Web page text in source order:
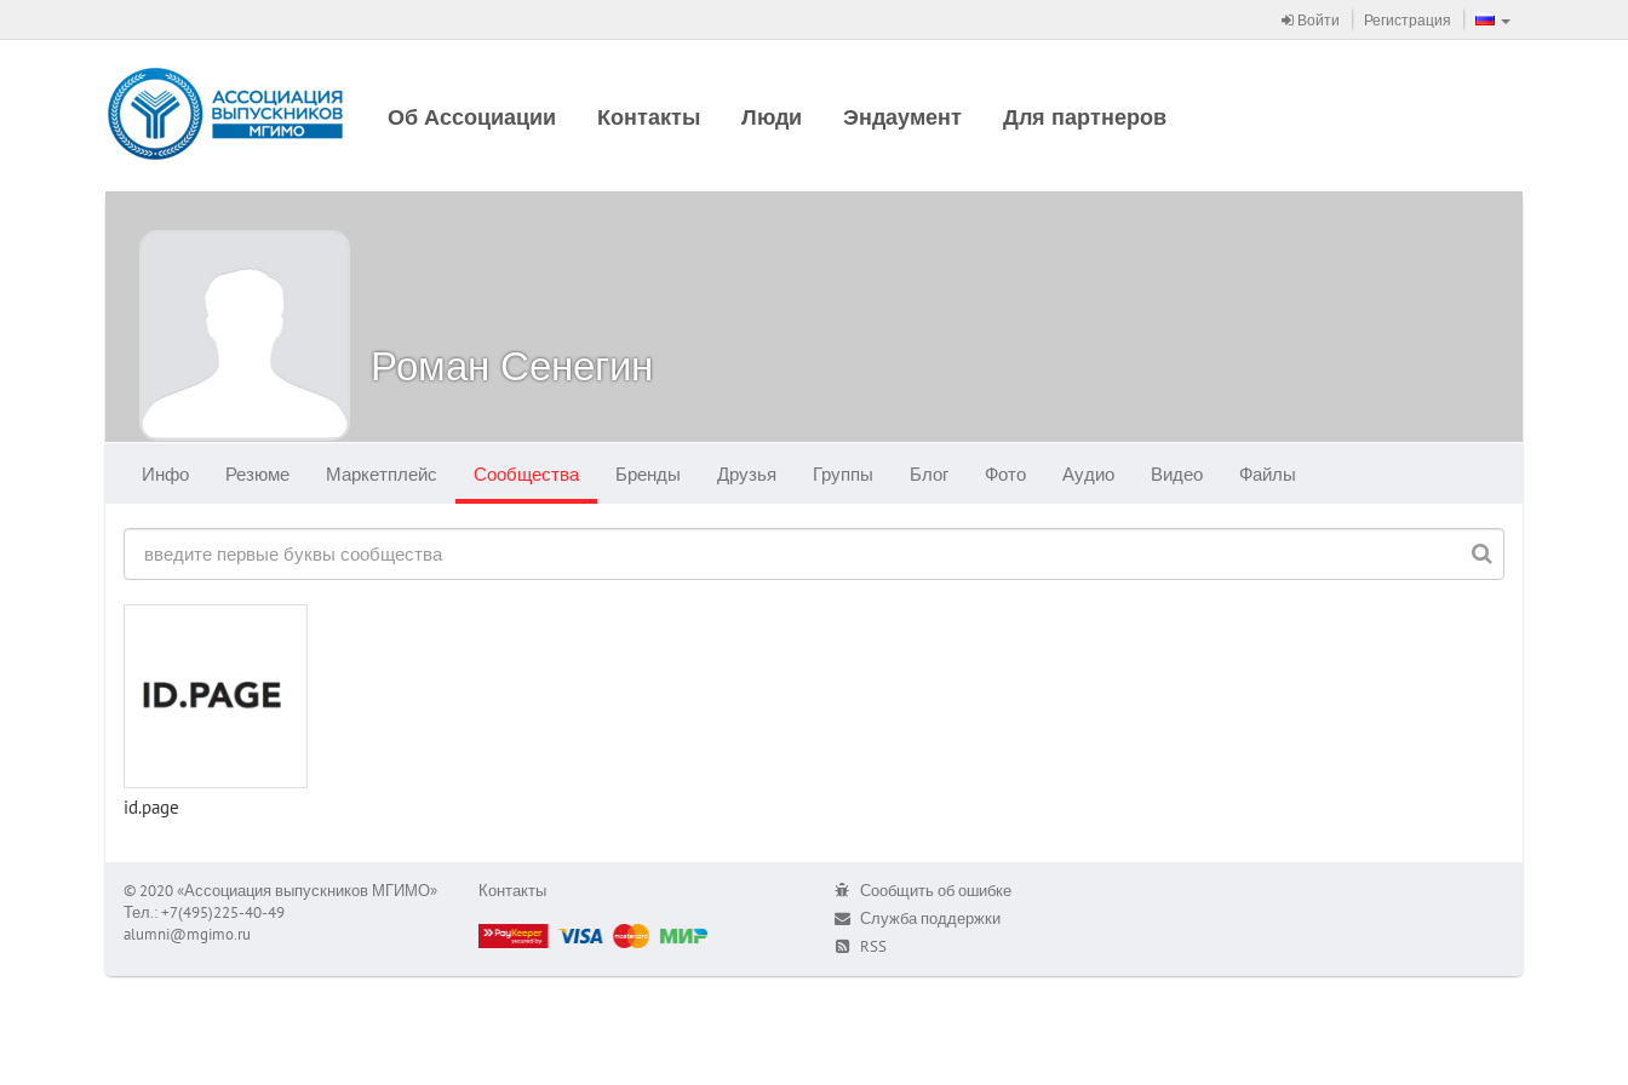
Войти Регистрация
Об Ассоциации Контакты Люди Эндаумент Для партнеров
Роман Сенегин
Инфо Резюме Маркетплейс Сообщества Бренды Друзья Группы Блог Фото Аудио Видео Файлы
id.page
© 2020 «Ассоциация выпускников МГИМО»
Тел.: +7(495)225-40-49
alumni@mgimo.ru
Контакты
Сообщить об ошибке
Служба поддержки
RSS